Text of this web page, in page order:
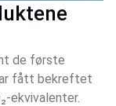
de første
fått bekreftet
ekvivalenter.